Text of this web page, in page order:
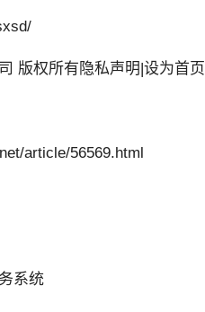
版权所有隐私声明|设为首页
article/56569.html
系统